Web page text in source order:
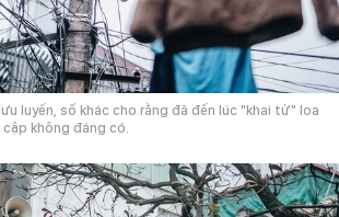
luyến, số khác cho rằng đã đến lúc "khai tử" loa
không đáng có.